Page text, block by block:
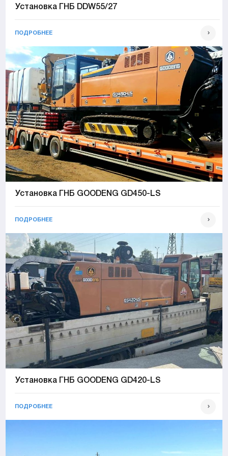
Установка ГНБ DDW55/27
ПОДРОБНЕЕ
Установка ГНБ GOODENG GD450-LS
ПОДРОБНЕЕ
Установка ГНБ GOODENG GD420-LS
ПОДРОБНЕЕ